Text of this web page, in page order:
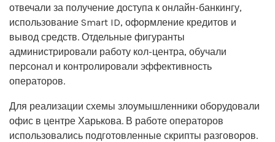
отвечали за получение доступа к онлайн-банкингу,
использование Smart ID, оформление кредитов и
вывод средств. Отдельные фигуранты
администрировали работу кол-центра, обучали
персонал и контролировали эффективность
операторов.
Для реализации схемы злоумышленники оборудовали
офис в центре Харькова. В работе операторов
использовались подготовленные скрипты разговоров.